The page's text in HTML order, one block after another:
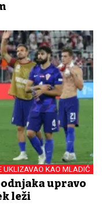
UKLIZAVAO KAO MLADIĆ
upravo
leži